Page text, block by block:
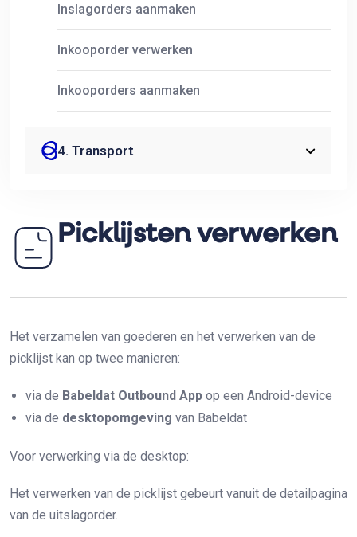
Inslagorders aanmaken
Inkooporder verwerken
Inkooporders aanmaken
4. Transport
Picklijsten verwerken
Het verzamelen van goederen en het verwerken van de
picklijst kan op twee manieren:
via de Babeldat Outbound App op een Android-device
via de desktopomgeving van Babeldat
Voor verwerking via de desktop:
Het verwerken van de picklijst gebeurt vanuit de detailpagina
van de uitslagorder.